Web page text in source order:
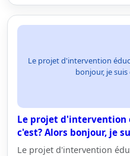
Le projet d'intervention
bonjour, je
Le projet d'intervention
c'est? Alors bonjour, je
Le projet d'intervention